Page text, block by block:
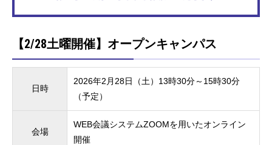
【2/28土曜開催】オープンキャンパス
日時
2026年2月28日（土）13時30分～15時30分
（予定）
会場
WEB会議システムZOOMを用いたオンライン
開催